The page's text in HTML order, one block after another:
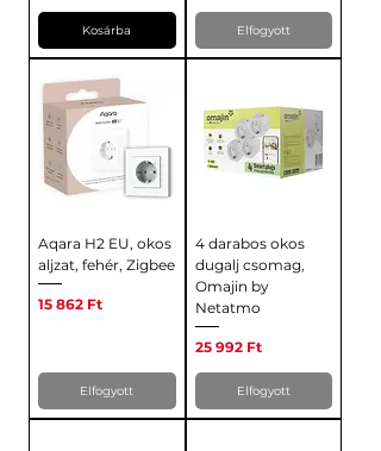
Kosárba Elfogyott
Aqara H2 EU, okos
aljzat, fehér, Zigbee
Ár
15 862 Ft
Elfogyott
4 darabos okos
dugalj csomag,
Omajin by
Netatmo
Ár
25 992 Ft
Elfogyott